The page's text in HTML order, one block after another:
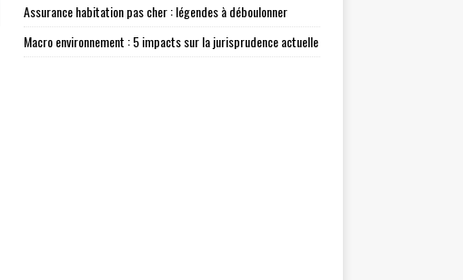
Assurance habitation pas cher : légendes à déboulonner
Macro environnement : 5 impacts sur la jurisprudence actuelle